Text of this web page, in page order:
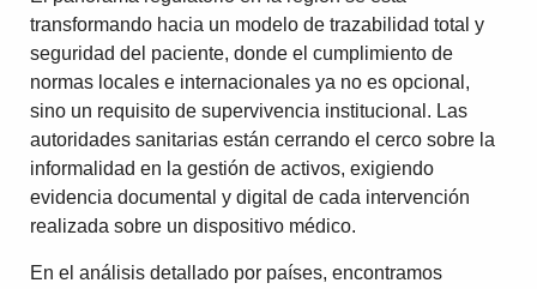
transformando hacia un modelo de trazabilidad total y
seguridad del paciente, donde el cumplimiento de
normas locales e internacionales ya no es opcional,
sino un requisito de supervivencia institucional. Las
autoridades sanitarias están cerrando el cerco sobre la
informalidad en la gestión de activos, exigiendo
evidencia documental y digital de cada intervención
realizada sobre un dispositivo médico.
En el análisis detallado por países, encontramos